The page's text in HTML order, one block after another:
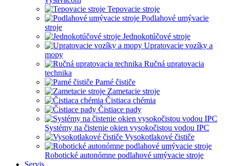
Tepovacie stroje
Podlahové umývacie
stroje
Jednokotúčové stroje
Upratovacie vozíky a
mopy
Ručná upratovacia
technika
Parné čističe
Zametacie stroje
Čistiaca chémia
Čistiace pady
Systémy na čistenie okien vysokočistou vodou IPC
Vysokotlakové čističe
Robotické autonómne podlahové umývacie stroje
Servis